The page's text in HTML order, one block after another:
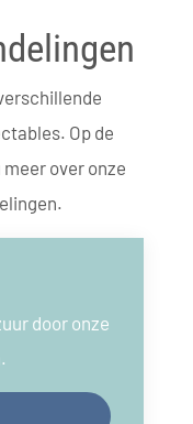
Op de
meer over onze
door onze